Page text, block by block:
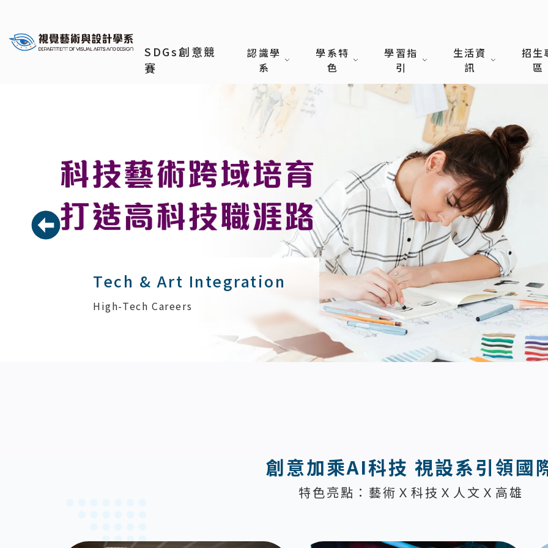
SDGs創意競
賽
認識學
系
學系特
色
學習指
引
生活資
訊
招生
區
上一則
Tech & Art Integration
High-Tech Careers
創意加乘AI科技 視設系引領國
特色亮點：藝術Ｘ科技Ｘ人文Ｘ高雄